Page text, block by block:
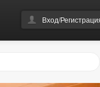
Вход/